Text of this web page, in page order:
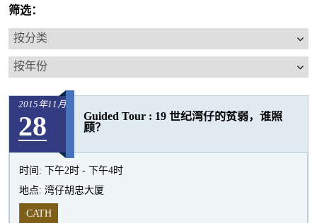
及
消
息
筛选：
按
分
类
按
年
2015年11月
28
Guided Tour : 19 世纪湾仔的贫弱，谁照
顾？
时间:
下午2时 - 下午4时
地点: 湾仔胡忠大厦
CATH